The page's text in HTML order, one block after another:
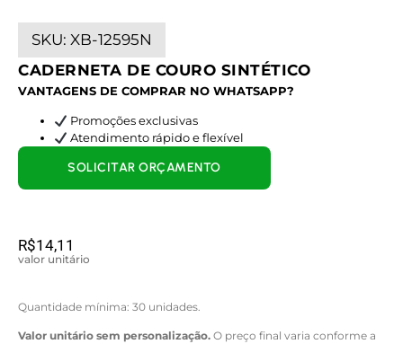
SKU: XB-12595N
CADERNETA DE COURO SINTÉTICO
VANTAGENS DE COMPRAR NO WHATSAPP?
Promoções exclusivas
Atendimento rápido e flexível
R$14,11
valor unitário
Quantidade mínima: 30 unidades.
Valor unitário sem personalização. O preço final varia conforme a
SOLICITAR ORÇAMENTO